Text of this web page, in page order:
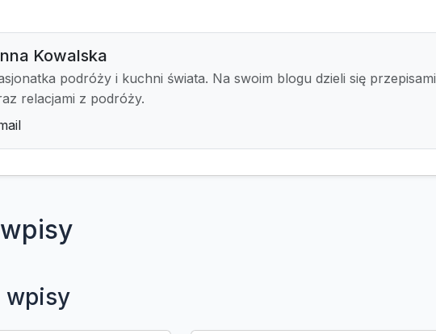
Kowalska
podróży i kuchni świata. Na swoim blogu dzieli się przepisami
relacjami z podróży.
wpisy